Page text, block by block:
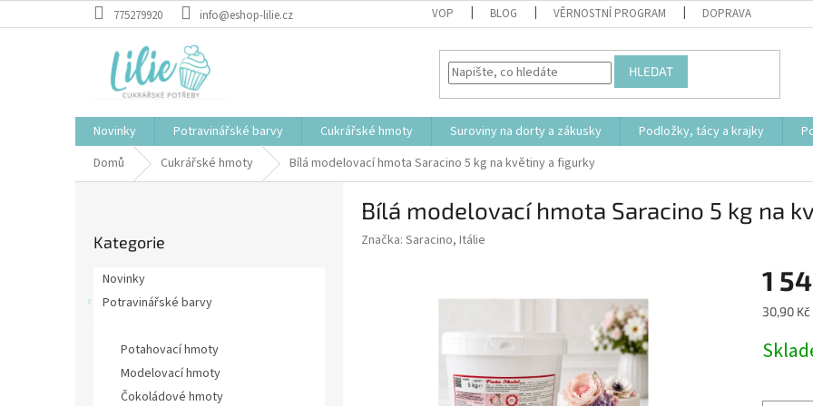
na
775279920 info@eshop-lilie.cz VOP BLOG VĚRNOSTNÍ PROGRAM DOPRAVA
HLEDAT
Novinky Potravinářské barvy Cukrářské hmoty Suroviny na dorty a zákusky Podložky, tácy a krajky
Domů
Cukrářské hmoty Bílá modelovací hmota Saracino 5 kg na květiny a figurky
kategorie
Kategorie
Novinky
Potravinářské barvy
Potahovací hmoty
Modelovací hmoty
Čokoládové hmoty
Bílá modelovací hmota Saracino 5 kg na
Značka: Saracino, Itálie
1
Měrná
30,90